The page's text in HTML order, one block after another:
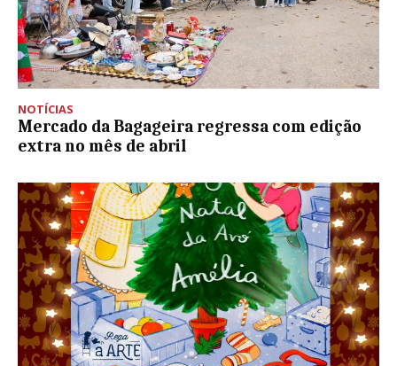
NOTÍCIAS
Mercado da Bagageira regressa com edição
extra no mês de abril